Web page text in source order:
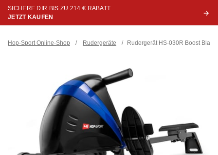
SICHERE DIR BIS ZU 214 € RABATT
JETZT KAUFEN
Hop-Sport Online-Shop / Rudergeräte / Rudergerät HS-030R Boost Blau